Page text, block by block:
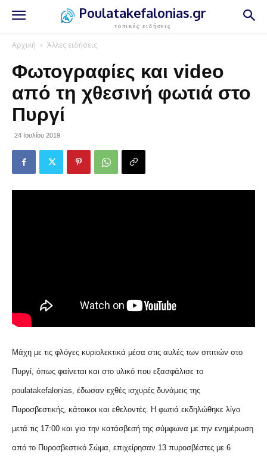
Poulatakefalonias.gr
τοπικές ειδήσεις
Αρχική Άλλες ειδήσεις
Φωτογραφίες και video
από τη χθεσινή φωτιά στο
Πυργί
24 Ιουλίου 2019
Μάχη με τις φλόγες κυριολεκτικά μέσα στις αυλές των σπιτιών στο
Πυργί, όπως φαίνεται και στο υλικό που εξασφάλισε το
poulatakefalonias, έδωσαν εχθές ισχυρές δυνάμεις της
Πυροσβεστικής, κάτοικοι και εθελοντές. Η φωτιά εκδηλώθηκε λίγο
μετά τις 17:00 και για την κατάσβεσή της σύμφωνα με την ενημέρωση
από το Πυροσβεστικό Σώμα, επιχείρησαν 13 πυροσβέστες με 6